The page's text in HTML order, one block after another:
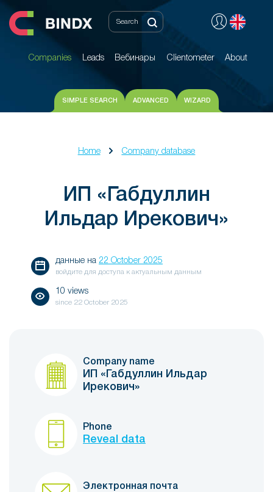
Companies Leads Вебинары Clientometer About
Companies Leads Вебинары Clientometer About
SIMPLE SEARCH ADVANCED WIZARD
Home Company database
ИП «Габдуллин
Ильдар Ирекович»
данные на 22 October 2025
войдите для доступа к актуальным данным
10 views
since 22 October 2025
Company name
ИП «Габдуллин Ильдар
Ирекович»
Phone
Reveal data
Электронная почта